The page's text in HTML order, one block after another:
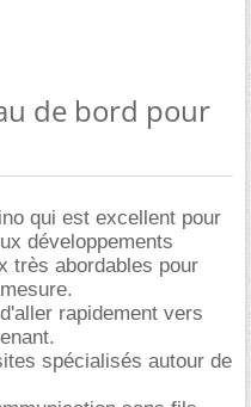
de bord pour
qui est excellent pour
développements
très abordables pour
rapidement vers
spécialisés autour de